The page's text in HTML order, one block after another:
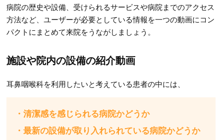
病院の歴史や設備、受けられるサービスや病院までのアクセス
方法など、ユーザーが必要としている情報を一つの動画にコン
パクトにまとめて来院をうながしましょう。
施設や院内の設備の紹介動画
耳鼻咽喉科を利用したいと考えている患者の中には、
・清潔感を感じられる病院かどうか
・最新の設備が取り入れられている病院かどうか